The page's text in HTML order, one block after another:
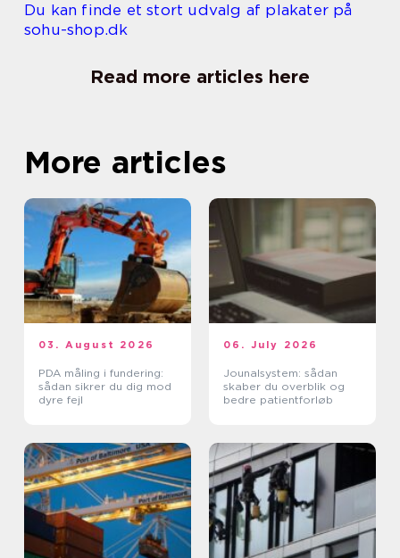
Du kan finde et stort udvalg af plakater på
sohu-shop.dk
Read more articles here
More articles
03. August 2026
PDA måling i fundering:
sådan sikrer du dig mod
dyre fejl
06. July 2026
Jounalsystem: sådan
skaber du overblik og
bedre patientforløb